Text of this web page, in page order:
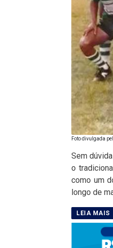
Foto divulgada
Sem
o
como um
longo de